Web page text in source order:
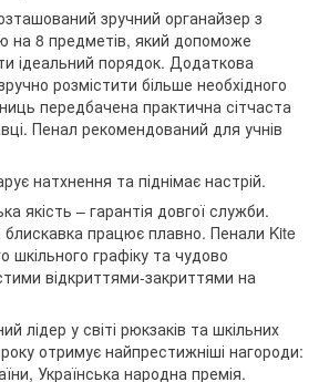
зручний органайзер з
на 8 предметів, який допоможе
ідеальний порядок. Додаткова
розмістити більше необхідного
передбачена практична сітчаста
Пенал рекомендований для учнів
натхнення та піднімає настрій.
якість – гарантія довгої служби.
блискавка працює плавно. Пенали Kite
шкільного графіку та чудово
відкриттями-закриттями на
лідер у світі рюкзаків та шкільних
отримує найпрестижніші нагороди:
Українська народна премія.